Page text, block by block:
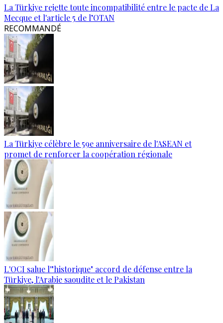
La Türkiye rejette toute incompatibilité entre le pacte de La
Mecque et l'article 5 de l’OTAN
RECOMMANDÉ
La Türkiye célèbre le 59e anniversaire de l'ASEAN et
promet de renforcer la coopération régionale
L'OCI salue l'"historique" accord de défense entre la
Türkiye, l'Arabie saoudite et le Pakistan